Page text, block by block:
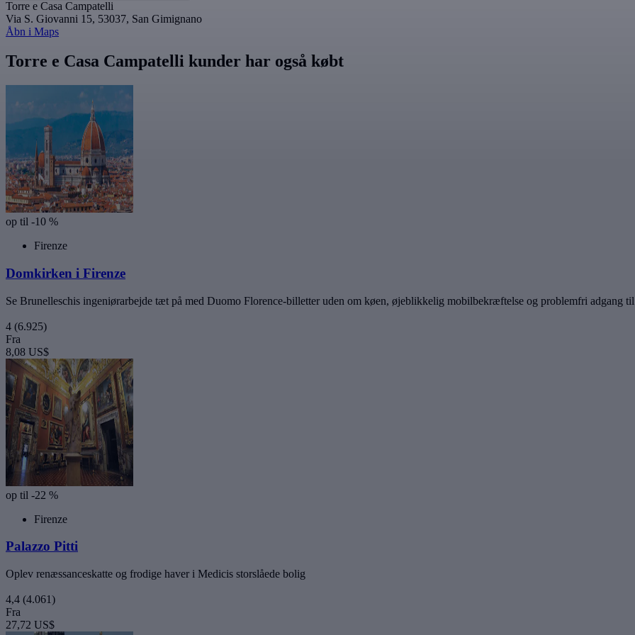
Torre e Casa Campatelli
Via S. Giovanni 15, 53037, San Gimignano
Åbn i Maps
Torre e Casa Campatelli kunder har også købt
op til -10 %
Firenze
Domkirken i Firenze
Se Brunelleschis ingeniørarbejde tæt på med Duomo Florence-billetter uden om køen, øjeblikkelig mobilbekræftelse og problemfri adgang
4 (6.925)
Fra
8,08 US$
op til -22 %
Firenze
Palazzo Pitti
Oplev renæssanceskatte og frodige haver i Medicis storslåede bolig
4,4 (4.061)
Fra
27,72 US$